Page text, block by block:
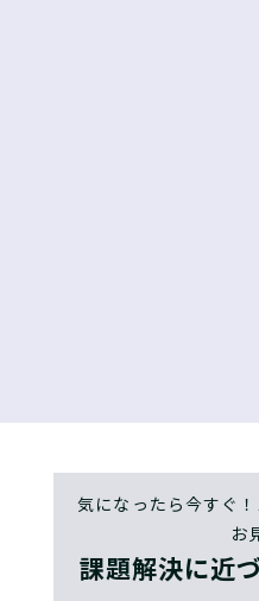
気になったら今すぐ
お
課題解決に近